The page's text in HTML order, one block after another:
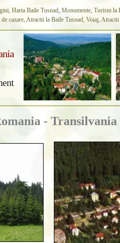
Harta Baile Tusnad, Monumente, Turism
de cazare, Atractii la Baile Tusnad, Voiaj,
- Transilvania